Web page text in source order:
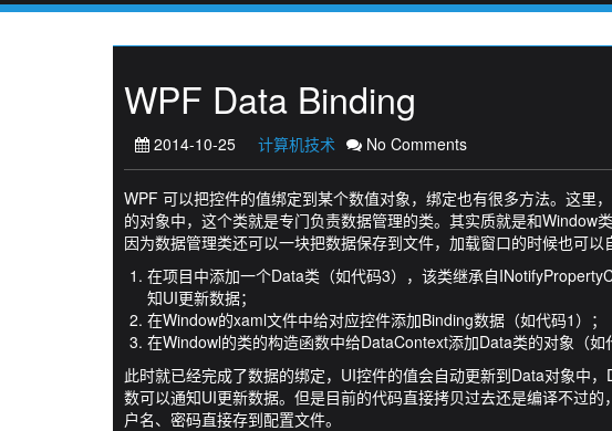
WPF Data Binding
2014-10-25 计算机技术 No Comments
WPF 可以把控件的值绑定到某个数值对象，绑定也有很多方法。这里
的对象中，这个类就是专门负责数据管理的类。其实质就是和Window
因为数据管理类还可以一块把数据保存到文件，加载窗口的时候也可以
在项目中添加一个Data类（如代码3），该类继承自
知UI更新数据；
在Window的xaml文件中给对应控件添加Binding数据（如代码1）；
在Windowl的类的构造函数中给DataContext添加Data类的对象（如
此时就已经完成了数据的绑定，UI控件的值会自动更新到Data对象中
数可以通知UI更新数据。但是目前的代码直接拷贝过去还是编译不过
户名、密码直接存到配置文件。